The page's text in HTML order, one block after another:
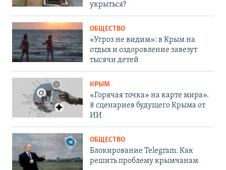
укрыться?
ОБЩЕСТВО
«Угроз не видим»: в Крым на
отдых и оздоровление завезут
тысячи детей
КРЫМ
«Горячая точка» на карте мира».
8 сценариев будущего Крыма от
ИИ
ОБЩЕСТВО
Блокирование Telegram. Как
решить проблему крымчанам